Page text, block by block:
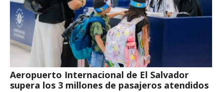
Aeropuerto Internacional de El Salvador
supera los 3 millones de pasajeros atendidos